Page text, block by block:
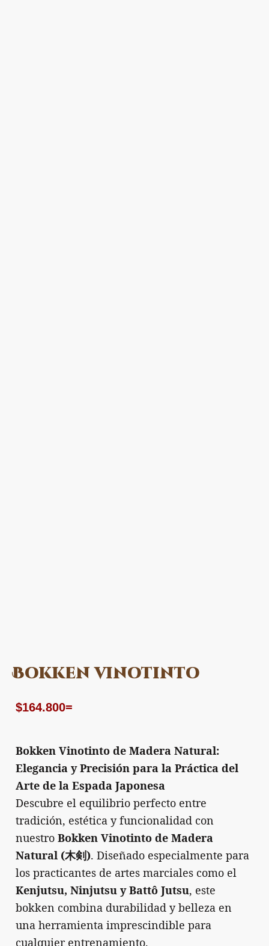
Bokken vinotinto
$164.800=
Bokken Vinotinto de Madera Natural:
Elegancia y Precisión para la Práctica del
Arte de la Espada Japonesa
Descubre el equilibrio perfecto entre
tradición, estética y funcionalidad con
nuestro Bokken Vinotinto de Madera
Natural (木剣). Diseñado especialmente para
los practicantes de artes marciales como el
Kenjutsu, Ninjutsu y Battô Jutsu, este
bokken combina durabilidad y belleza en
una herramienta imprescindible para
cualquier entrenamiento.